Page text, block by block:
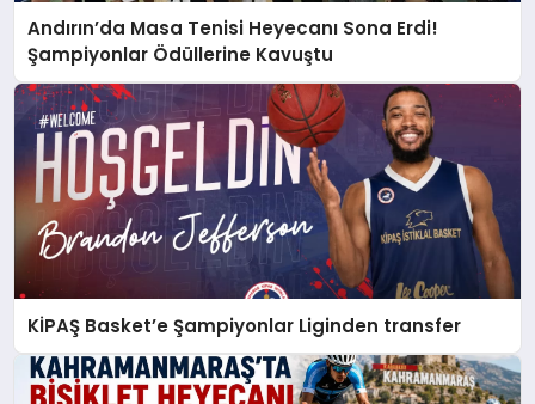
Andırın’da Masa Tenisi Heyecanı Sona Erdi!
Şampiyonlar Ödüllerine Kavuştu
KİPAŞ Basket’e Şampiyonlar Liginden transfer